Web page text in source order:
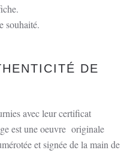
souhaité.
DE
avec leur certificat
est une oeuvre originale
et signée de la main de